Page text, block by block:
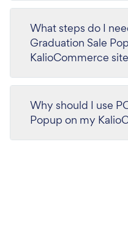
What steps do I
Graduation Sale
KalioCommerce
Why should I use
Popup on my